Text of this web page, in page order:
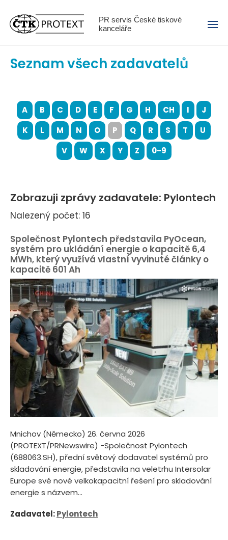
PR servis České tiskové
kanceláře
Menu
Seznam všech zadavatelů
A B C D E F G H CH I
J
K
L M N O P Q R S T
U
V
W X Y Z 0-9
Zobrazuji zprávy zadavatele: Pylontech
Nalezený počet: 16
Společnost Pylontech představila PyOcean,
systém pro ukládání energie o kapacitě 6,4
MWh, který využívá vlastní vyvinuté články o
kapacitě 601 Ah
Mnichov (Německo) 26. června 2026
(PROTEXT/PRNewswire) -Společnost Pylontech
(688063.SH), přední světový dodavatel systémů pro
skladování energie, představila na veletrhu Intersolar
Europe své nové velkokapacitní řešení pro skladování
energie s názvem...
Zadavatel:Pylontech